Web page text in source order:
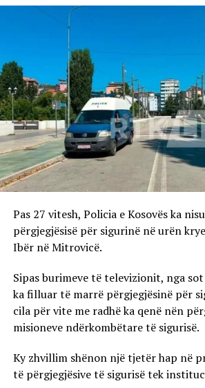
Pas 27 vitesh, Policia e Kosovës ka
përgjegjësisë për sigurinë në urën
Ibër në Mitrovicë.
Sipas burimeve të televizionit, nga sot
ka filluar të marrë përgjegjësinë për
cila për vite me radhë ka qenë nën
misioneve ndërkombëtare të sigurisë.
Ky zhvillim shënon një tjetër hap në
të përgjegjësive të sigurisë tek